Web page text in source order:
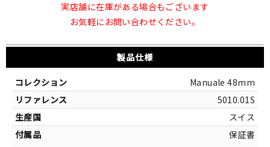
実店舗に在庫がある場合もございます
お気軽にお問い合わせください。
製品仕様
Manuale 48mm
5010.01S
スイス
保証書